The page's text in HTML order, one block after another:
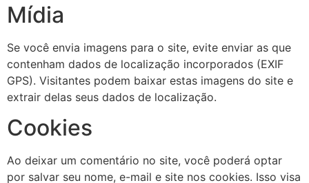
Mídia
Se você envia imagens para o site, evite enviar as que
contenham dados de localização incorporados (EXIF
GPS). Visitantes podem baixar estas imagens do site e
extrair delas seus dados de localização.
Cookies
Ao deixar um comentário no site, você poderá optar
por salvar seu nome, e-mail e site nos cookies. Isso visa